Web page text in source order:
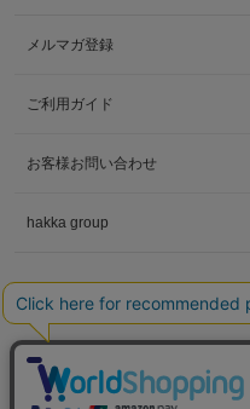
メルマガ登録
ご利用ガイド
お客様お問い合わせ
hakka group
LINKS
葉山啓子のブログ